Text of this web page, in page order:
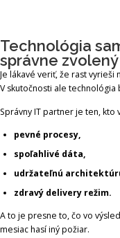
Technológia
správne
Je lákavé veriť, že rast
V skutočnosti ale
Správny IT partner je ten, kto
pevné procesy,
spoľahlivé dáta,
udržateľnú
zdravý delivery režim.
A to je presne to, čo vo
mesiac hasí iný požiar.